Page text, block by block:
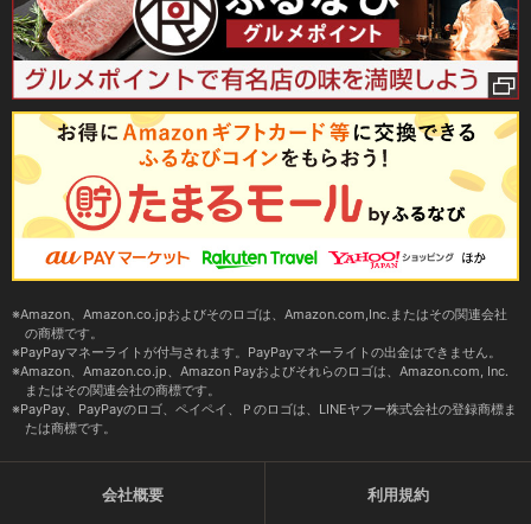
Amazon、Amazon.co.jpおよびそのロゴは、Amazon.com,Inc.またはその関連会社
の商標です。
PayPayマネーライトが付与されます。PayPayマネーライトの出金はできません。
Amazon、Amazon.co.jp、Amazon Payおよびそれらのロゴは、Amazon.com, Inc.
またはその関連会社の商標です。
PayPay、PayPayのロゴ、ペイペイ、Ｐのロゴは、LINEヤフー株式会社の登録商標ま
たは商標です。
会社概要 利用規約